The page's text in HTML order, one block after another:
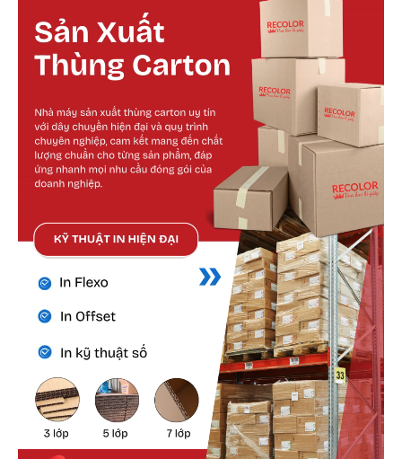
Quy cách in ấn:
In flexo từ 1 đến 4 màu
Cấu tạo
Cấu tạo bên ngoài
Bên ngoài hộp được thiết kế dạng nắp gài có
khớp gấp chặt, không cần băng keo.
Các đường rãnh bế được thực hiện chính xác
giúp gấp lắp nhanh chóng, giữ phom đẹp và
Bề mặt giấy phù hợp cho nhiều kỹ thuật in,
đảm bảo khả năng thể hiện hình ảnh, logo
thương hiệu rõ nét.
Cấu tạo bên trong
Bên trong hộp chắc chắn, được làm từ loại
giấy carton sóng chất lượng cao.
Không gian vừa vặn giúp giữ cố định sản
phẩm, tránh xô lệch hoặc va đập trong quá